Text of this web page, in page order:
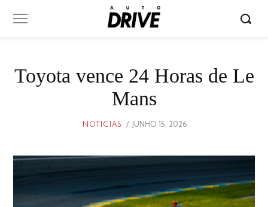
Toyota vence 24 Horas de Le
Mans
NOTICIAS
POSTED
JUNHO 15, 2026